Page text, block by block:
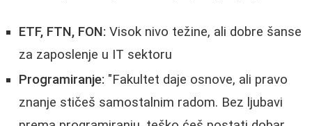
ETF, FTN, FON: Visok nivo težine, ali dobre šanse
za zaposlenje u IT sektoru
Programiranje: "Fakultet daje osnove, ali pravo
znanje stičeš samostalnim radom. Bez ljubavi